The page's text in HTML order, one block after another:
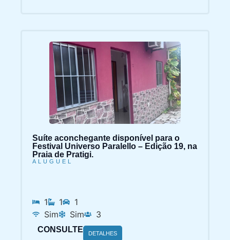
Suíte aconchegante disponível para o
Festival Universo Paralello – Edição 19, na
Praia de Pratigi.
ALUGUEL
1 1
1
Sim
Sim 3
CONSULTE DETALHES